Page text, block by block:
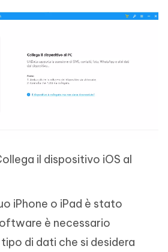
il dispositivo iOS al
iPhone o iPad è stato
è necessario
di dati che si desidera